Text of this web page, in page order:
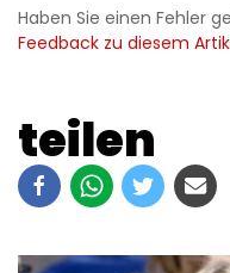
Haben Sie einen Fehler
Feedback zu diesem
teilen